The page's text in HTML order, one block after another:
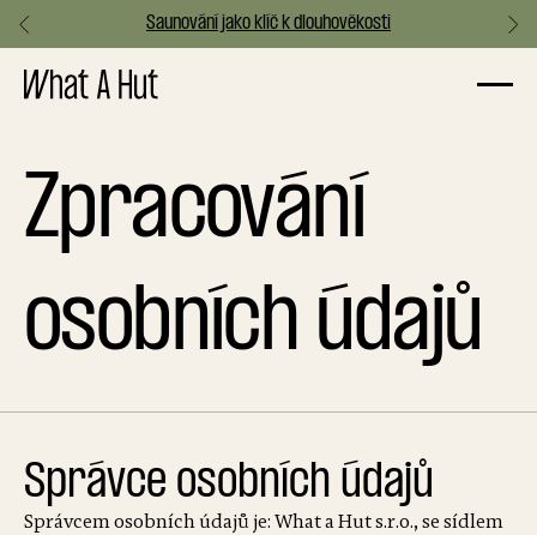
Saunování jako klíč k dlouhověkosti
Slide 3 of 3.
Zpracování
osobních údajů
Správce osobních údajů
Správcem osobních údajů je: What a Hut s.r.o., se sídlem